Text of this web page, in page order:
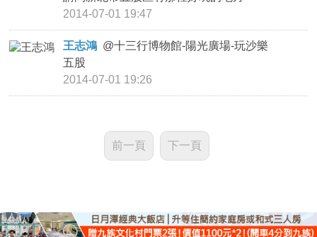
2014-07-01 19:47
王志鴻 @十三行博物館-陽光廣場-玩沙樂
五股
2014-07-01 19:26
前一頁 下一頁